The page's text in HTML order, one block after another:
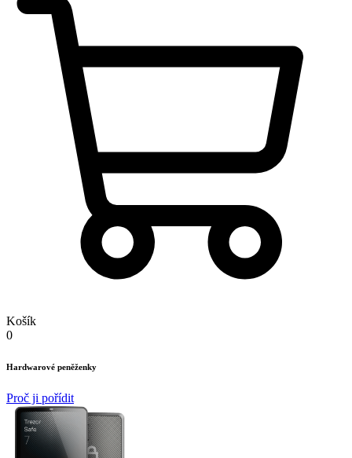
Košík
0
Hardwarové peněženky
Proč ji pořídit